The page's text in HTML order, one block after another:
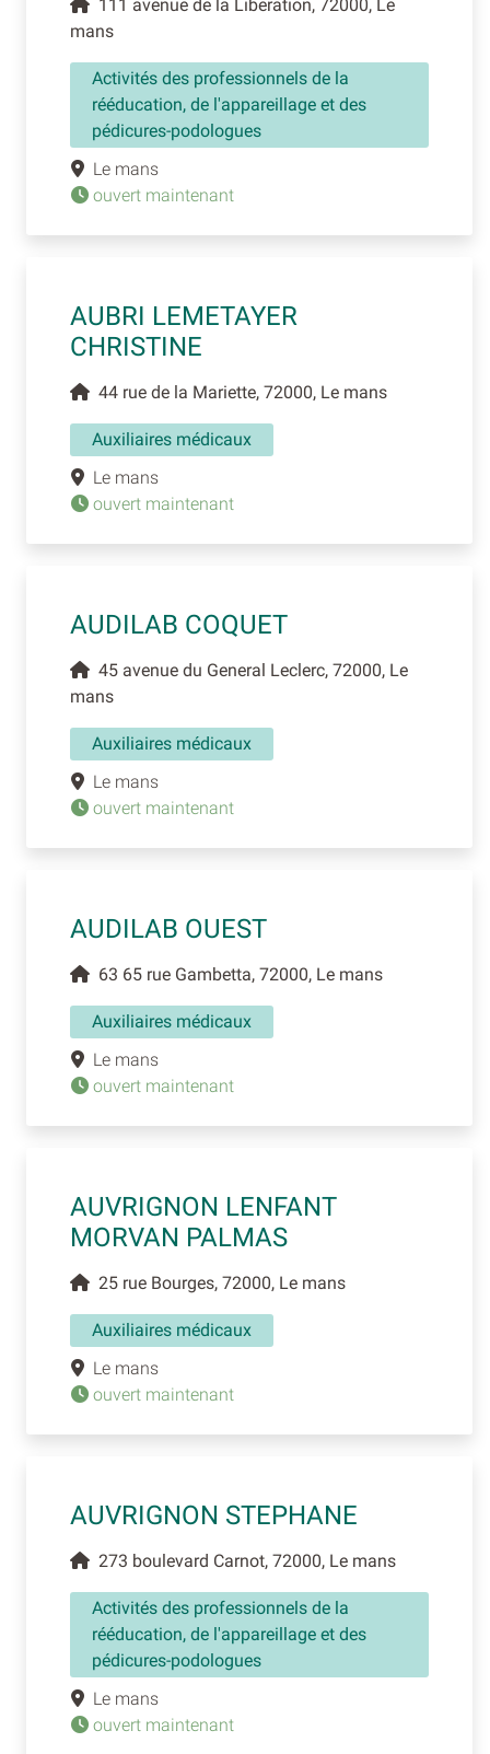
111 avenue de la Liberation, 72000, Le
mans
Activités des professionnels de la
rééducation, de l'appareillage et des
pédicures-podologues
Le mans
ouvert maintenant
AUBRI LEMETAYER
CHRISTINE
44 rue de la Mariette, 72000, Le mans
Auxiliaires médicaux
Le mans
ouvert maintenant
AUDILAB COQUET
45 avenue du General Leclerc, 72000, Le
mans
Auxiliaires médicaux
Le mans
ouvert maintenant
AUDILAB OUEST
63 65 rue Gambetta, 72000, Le mans
Auxiliaires médicaux
Le mans
ouvert maintenant
AUVRIGNON LENFANT
MORVAN PALMAS
25 rue Bourges, 72000, Le mans
Auxiliaires médicaux
Le mans
ouvert maintenant
AUVRIGNON STEPHANE
273 boulevard Carnot, 72000, Le mans
Activités des professionnels de la
rééducation, de l'appareillage et des
pédicures-podologues
Le mans
ouvert maintenant